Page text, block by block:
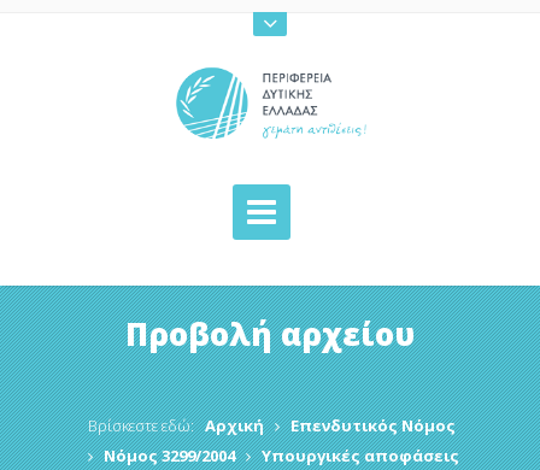
Προβολή αρχείου
Βρίσκεστε εδώ: Αρχική
Επενδυτικός Νόμος
Νόμος 3299/2004
Υπουργικές αποφάσεις